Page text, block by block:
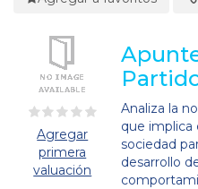
Agregar
primera
valuación
Analiza la
que implica
sociedad
desarrollo